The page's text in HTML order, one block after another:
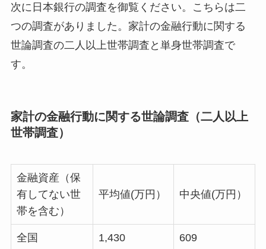
次に日本銀行の調査を御覧ください。こちらは二
つの調査がありました。家計の金融行動に関する
世論調査の二人以上世帯調査と単身世帯調査で
す。
家計の金融行動に関する世論調査（二人以上
世帯調査）
金融資産（保
有してない世
帯を含む）
平均値(万円） 中央値(万円）
全国 1,430 609